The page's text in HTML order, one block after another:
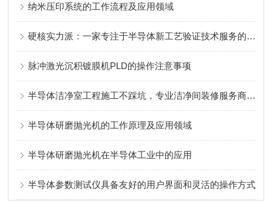
纳米压印系统的工作流程及应用领域
硬核实力派：一家专注于半导体新工艺验证技术服务的实力制造商
脉冲激光沉积镀膜机PLD的操作注意事项
半导体洁净室工程施工不踩坑，专业洁净间装修服务商推荐
半导体研磨抛光机的工作原理及应用领域
半导体研磨抛光机在半导体工业中的应用
半导体参数测试仪具备友好的用户界面和灵活的操作方式